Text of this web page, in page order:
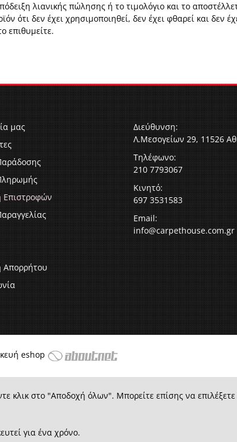
λιανικής πώλησης ή το τιμολόγιο και το
ότι δεν έχει χρησιμοποιηθεί, δεν έχει φθαρεί και δεν
επιθυμείτε.
μας
Επιστροφών
Απορρήτου
Διεύθυνση:
Λ.Μεσογείων 29, 11526
Τηλέφωνο:
210 7793067
Κινητό:
697 3531583
Email:
info@carpethouse.com.gr
eshop
κλικ στο "Αποδοχή όλων". Μπορείτε επίσης να
για ένα χρόνο.